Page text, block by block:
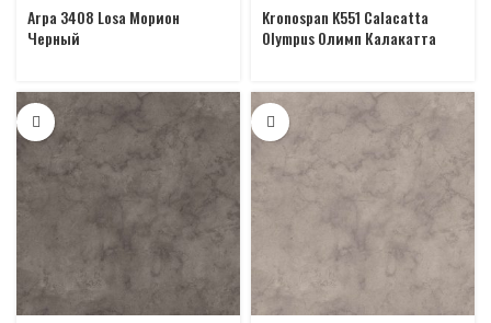
Arpa 3408 Losa Морион
Черный
Kronospan K551 Calacatta
Olympus Олимп Калакатта